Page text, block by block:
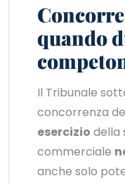
quando
Il Tribunale
concorrenza
esercizio della
commerciale
anche solo